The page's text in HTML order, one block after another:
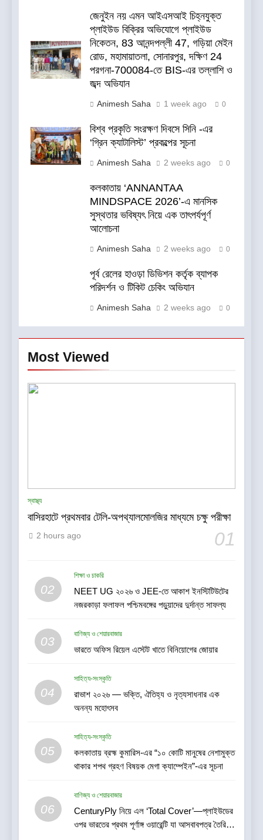
জেনুইন নয় এমন আইএসআই চিহ্নযুক্ত
প্লাইউড বিক্রির অভিযোগে প্লাইউড
নিকেতন, 83 আনন্দপল্লী 47, গড়িয়া মেইন
রোড, মহামায়াতলা, সোনারপুর, দক্ষিণ 24
পরগনা-700084-তে BIS-এর তল্লাশি ও
জব্দ অভিযান
Animesh Saha 1 week ago 0
বিশ্ব প্রকৃতি সংরক্ষণ দিবসে সিনি -এর
‘গ্রিন ক্যাটালিস্ট’ প্রকল্পের সূচনা
Animesh Saha 2 weeks ago 0
কলকাতায় ‘ANNANTAA
MINDSPACE 2026’-এ মানসিক
সুস্থতার ভবিষ্যৎ নিয়ে এক তাৎপর্যপূর্ণ
আলোচনা
Animesh Saha 2 weeks ago 0
পূর্ব রেলের হাওড়া ডিভিশন কর্তৃক ব্যাপক
পরিদর্শন ও টিকিট চেকিং অভিযান
Animesh Saha 2 weeks ago 0
Most Viewed
স্বাস্থ্য
বাসিরহাটে প্রথমবার টেলি-অপথ্যালমোলজির মাধ্যমে চক্ষু পরীক্ষা
01
2 hours ago
02
শিক্ষা ও চাকরি
NEET UG ২০২৬ ও JEE-তে আকাশ ইনস্টিটিউটের
নজরকাড়া ফলাফল পশ্চিমবঙ্গের পড়ুয়াদের দুর্দান্ত সাফল্য
03
বাণিজ্য ও শেয়ারবাজার
ভারতে অফিস রিয়েল এস্টেট খাতে বিনিয়োগের জোয়ার
04
সাহিত্য-সংস্কৃতি
রাভাশ ২০২৬ — ভক্তি, ঐতিহ্য ও নৃত্যসাধনার এক
অনন্য মহোৎসব
05
সাহিত্য-সংস্কৃতি
কলকাতায় ব্রহ্ম কুমারিস-এর “১০ কোটি মানুষের নেশামুক্ত
থাকার শপথ গ্রহণ বিষয়ক মেগা ক্যাম্পেইন”-এর সূচনা
06
বাণিজ্য ও শেয়ারবাজার
CenturyPly নিয়ে এল ‘Total Cover’—প্লাইউডের
ওপর ভারতের প্রথম পূর্ণাঙ্গ ওয়ারেন্টি যা আসবাবপত্র তৈরির
সম্পূর্ণ খরচ পুষিয়ে দেয়